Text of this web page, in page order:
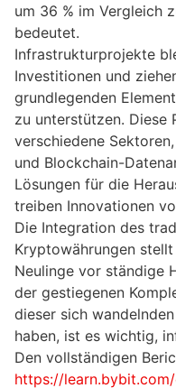
um 36 % im Vergleich
bedeutet.
Infrastrukturprojekte
Investitionen und
grundlegenden
zu unterstützen. Diese
verschiedene
und Blockchain-
Lösungen für die
treiben Innovationen
Die Integration des
Kryptowährungen
Neulinge vor ständige
der gestiegenen
dieser sich
haben, ist es wichtig,
Den vollständigen
https://